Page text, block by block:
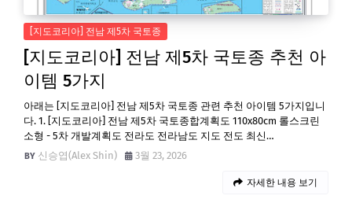
[지도코리아] 전남 제5차 국토종
[지도코리아] 전남 제5차 국토종 추천 아
이템 5가지
아래는 [지도코리아] 전남 제5차 국토종 관련 추천 아이템 5가지입니
다. 1. [지도코리아] 전남 제5차 국토종합계획도 110x80cm 롤스크린
소형 - 5차 개발계획도 전라도 전라남도 지도 전도 최신…
신승엽(Alex Shin)
3월 23, 2026
자세한 내용 보기